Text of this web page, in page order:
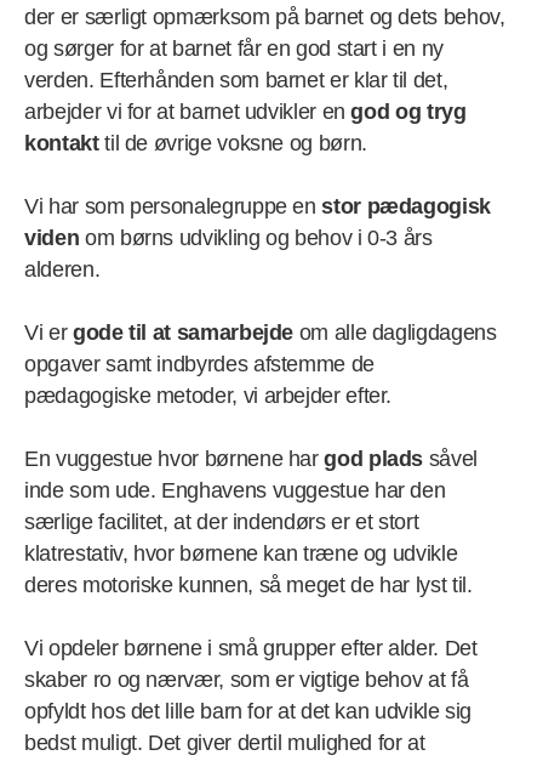
der er særligt opmærksom på barnet og dets behov,
og sørger for at barnet får en god start i en ny
verden. Efterhånden som barnet er klar til det,
arbejder vi for at barnet udvikler engod og tryg
kontakttil de øvrige voksne og børn.
Vi har som personalegruppe enstor pædagogisk
viden om børns udvikling og behov i 0-3 års
alderen.
Vi er gode til at samarbejde om alle dagligdagens
opgaver samt indbyrdes afstemme de
pædagogiske metoder, vi arbejder efter.
En vuggestue hvor børnene hargod plads såvel
inde som ude. Enghavens vuggestue har den
særlige facilitet, at der indendørs er et stort
klatrestativ, hvor børnene kan træne og udvikle
deres motoriske kunnen, så meget de har lyst til.
Vi opdeler børnene i små grupper efter alder. Det
skaber ro og nærvær, som er vigtige behov at få
opfyldt hos det lille barn for at det kan udvikle sig
bedst muligt. Det giver dertil mulighed for at